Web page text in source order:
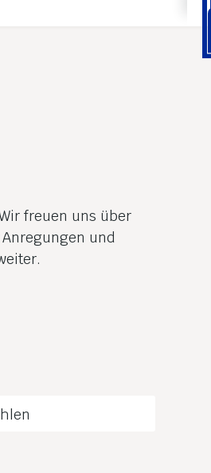
freuen uns über
und